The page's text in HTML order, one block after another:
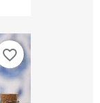
favorite_border